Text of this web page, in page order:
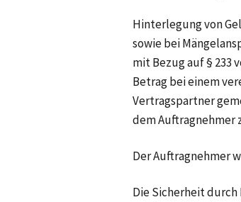
Hinterlegung von
sowie bei
mit Bezug auf § 233
Betrag bei einem
Vertragspartner
dem Auftragnehmer
Der Auftragnehmer
Die Sicherheit durch